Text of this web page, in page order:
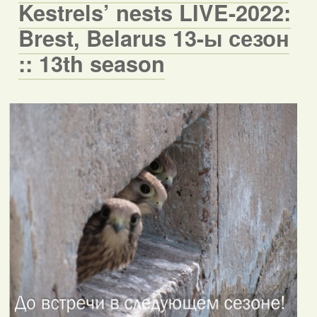
Kestrels’ nests LIVE-2022:
Brest, Belarus 13-ы сезон
:: 13th season